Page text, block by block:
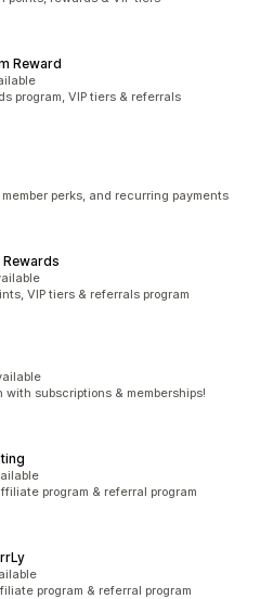
Reward
program, VIP tiers & referrals
perks, and recurring payments
VIP tiers & referrals program
subscriptions & memberships!
program & referral program
program & referral program